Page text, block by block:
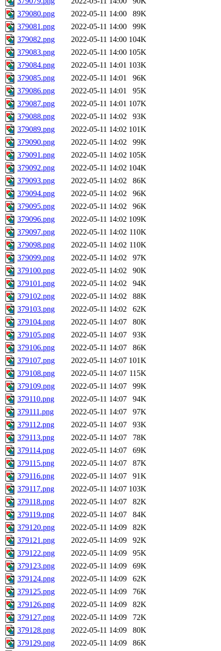
379080.png
2022-05-11 14:00
89K
379081.png
2022-05-11 14:00
99K
379082.png
2022-05-11 14:00 104K
379083.png
2022-05-11 14:00 105K
379084.png
2022-05-11 14:01 103K
379085.png
2022-05-11 14:01
96K
379086.png
2022-05-11 14:01
95K
379087.png
2022-05-11 14:01 107K
379088.png
2022-05-11 14:02
93K
379089.png
2022-05-11 14:02 101K
379090.png
2022-05-11 14:02
99K
379091.png
2022-05-11 14:02 105K
379092.png
2022-05-11 14:02 104K
379093.png
2022-05-11 14:02
86K
379094.png
2022-05-11 14:02
96K
379095.png
2022-05-11 14:02
96K
379096.png
2022-05-11 14:02 109K
379097.png
2022-05-11 14:02 110K
379098.png
2022-05-11 14:02 110K
379099.png
2022-05-11 14:02
97K
379100.png
2022-05-11 14:02
90K
379101.png
2022-05-11 14:02
94K
379102.png
2022-05-11 14:02
88K
379103.png
2022-05-11 14:02
62K
379104.png
2022-05-11 14:07
80K
379105.png
2022-05-11 14:07
93K
379106.png
2022-05-11 14:07
86K
379107.png
2022-05-11 14:07 101K
379108.png
2022-05-11 14:07 115K
379109.png
2022-05-11 14:07
99K
379110.png
2022-05-11 14:07
94K
379111.png
2022-05-11 14:07
97K
379112.png
2022-05-11 14:07
93K
379113.png
2022-05-11 14:07
78K
379114.png
2022-05-11 14:07
69K
379115.png
2022-05-11 14:07
87K
379116.png
2022-05-11 14:07
91K
379117.png
2022-05-11 14:07 103K
379118.png
2022-05-11 14:07
82K
379119.png
2022-05-11 14:07
84K
379120.png
2022-05-11 14:09
82K
379121.png
2022-05-11 14:09
92K
379122.png
2022-05-11 14:09
95K
379123.png
2022-05-11 14:09
69K
379124.png
2022-05-11 14:09
62K
379125.png
2022-05-11 14:09
76K
379126.png
2022-05-11 14:09
82K
379127.png
2022-05-11 14:09
72K
379128.png
2022-05-11 14:09
80K
379129.png
2022-05-11 14:09
86K